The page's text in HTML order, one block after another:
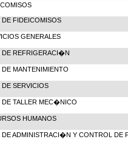
DE FIDEICOMISOS
GENERALES
DE REFRIGERACI�N
DE MANTENIMIENTO
DE SERVICIOS
DE TALLER MEC�NICO
HUMANOS
DE ADMINISTRACI�N Y CONTROL DE